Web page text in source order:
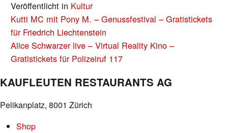
Veröffentlicht in Kultur
BEITRAGS-
NAVIGATION
Kutti MC mit Pony M. – Genussfestival – Gratistickets
für Friedrich Liechtenstein
Alice Schwarzer live – Virtual Reality Kino –
Gratistickets für Polizeiruf 117
KAUFLEUTEN RESTAURANTS AG
Pelikanplatz, 8001 Zürich
Shop